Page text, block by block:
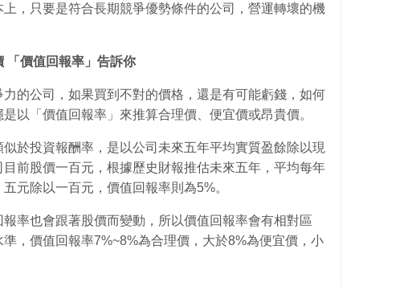
，只要是符合長期競爭優勢條件的公司，營運轉壞的機
「價值回報率」告訴你
的公司，如果買到不對的價格，還是有可能虧錢，如何
以「價值回報率」來推算合理價、便宜價或昂貴價。
似於投資報酬率，是以公司未來五年平均實質盈餘除以現
前股價一百元，根據歷史財報推估未來五年，平均每年
元除以一百元，價值回報率則為5%。
率也會跟著股價而變動，所以價值回報率會有相對區
，價值回報率7%~8%為合理價，大於8%為便宜價，小